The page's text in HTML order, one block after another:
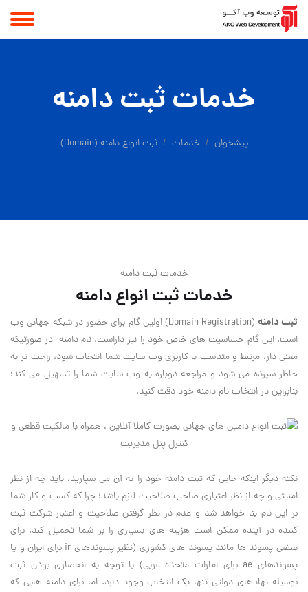
خدمات ثبت دامنه
پیشخوان خدمات ثبت انواع دامنه (Domain)
خدمات ثبت دامنه
خدمات ثبت انواع دامنه
ثبت دامنه
(Domain Registration) اولین گام برای حضور در شبکه جهانی وب
است. این گام حساسیت های خاص خود را نیز داراست. نام دامنه در صورتیکه
معنی دار، مرتبط و متناسب با کاربری وب سایت شما انتخاب شود، راحت تر به
خاطر سپرده می شود و مراجعه دوباره به وب سایت شما را تسهیل می کند؛
بنابراین در انتخاب نام دامنه خود دقت کنید.
نکته دیگر اینکه جایی که ثبت دامنه خود را به آن می سپارید، باید چه از نظر
امنیتی و چه از نظر اعتباری صاحب صلاحیت لازم باشد؛ چرا که کسب و کار شما
بر این نام بنا خواهد شد و عدم در نظر گرفتن صلاحیت و اعتبار شرکت ثبت
کننده در آینده ممکن است هزینه های بسیاری را بر شما تحمیل کند. برای
بعضی پسوند ها مانند پسوند های کشوری (نظیر پسوندهای ir برای ایران و یا
پسوندهای ae برای امارات متحده عربی) با توجه به انحصاری بودن ثبت
بوسیله نهادهای دولتی تنها یک انتخاب وجود دارد. اما برای دامنه هایی که